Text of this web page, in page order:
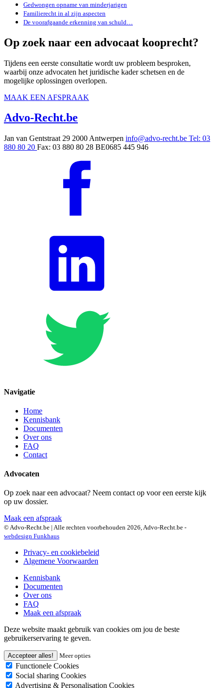
Gedwongen opname van minderjarigen
Familierecht in al zijn aspecten
De voorafgaande erkenning van schuld…
Op zoek naar een advocaat kooprecht?
Tijdens een eerste consultatie wordt uw probleem besproken,
waarbij onze advocaten het juridische kader schetsen en de
mogelijke oplossingen overlopen.
MAAK EEN AFSPRAAK
Advo-Recht.be
Jan van Gentstraat 29 2000 Antwerpen info@advo-recht.be Tel: 03
880 80 20 Fax: 03 880 80 28 BE0685 445 946
Navigatie
Home
Kennisbank
Documenten
Over ons
FAQ
Contact
Advocaten
Op zoek naar een advocaat? Neem contact op voor een eerste kijk
op uw dossier.
Maak een afspraak
© Advo-Recht.be | Alle rechten voorbehouden 2026, Advo-Recht.be -
webdesign Funkhaus
Privacy- en cookiebeleid
Algemene Voorwaarden
Kennisbank
Documenten
Over ons
FAQ
Maak een afspraak
Deze website maakt gebruik van cookies om jou de beste
gebruikerservaring te geven.
Accepteer alles! Meer opties
Functionele Cookies
Social sharing Cookies
Advertising & Personalisation Cookies